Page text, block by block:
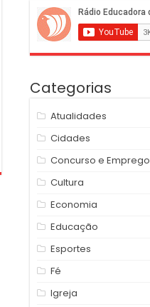
Categorias
Atualidades
Cidades
Concurso e Emprego
Cultura
Economia
Educação
Esportes
Fé
Igreja